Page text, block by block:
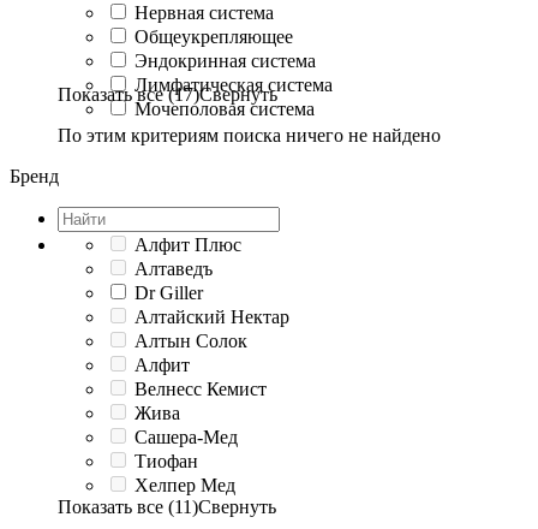
Нервная система
Общеукрепляющее
Эндокринная система
Лимфатическая система
Мочеполовая система
Показать все (17)Свернуть
По этим критериям поиска ничего не найдено
Бренд
Алфит Плюс
Алтаведъ
Dr Giller
Алтайский Нектар
Алтын Солок
Алфит
Велнесс Кемист
Жива
Сашера-Мед
Тиофан
Хелпер Мед
Показать все (11)Свернуть